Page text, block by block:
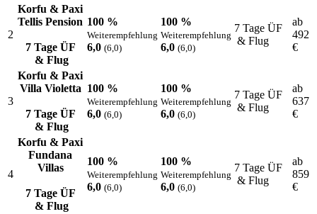
2
Korfu & Paxi
Tellis Pension
7 Tage ÜF
& Flug
100 %
Weiterempfehlung
6,0 (6,0)
100 %
Weiterempfehlung
6,0 (6,0)
7 Tage ÜF
& Flug
ab
492
€
3
Korfu & Paxi
Villa Violetta
7 Tage ÜF
& Flug
100 %
Weiterempfehlung
6,0 (6,0)
100 %
Weiterempfehlung
6,0 (6,0)
7 Tage ÜF
& Flug
ab
637
€
4
Korfu & Paxi
Fundana
Villas
7 Tage ÜF
& Flug
100 %
Weiterempfehlung
6,0 (6,0)
100 %
Weiterempfehlung
6,0 (6,0)
7 Tage ÜF
& Flug
ab
859
€